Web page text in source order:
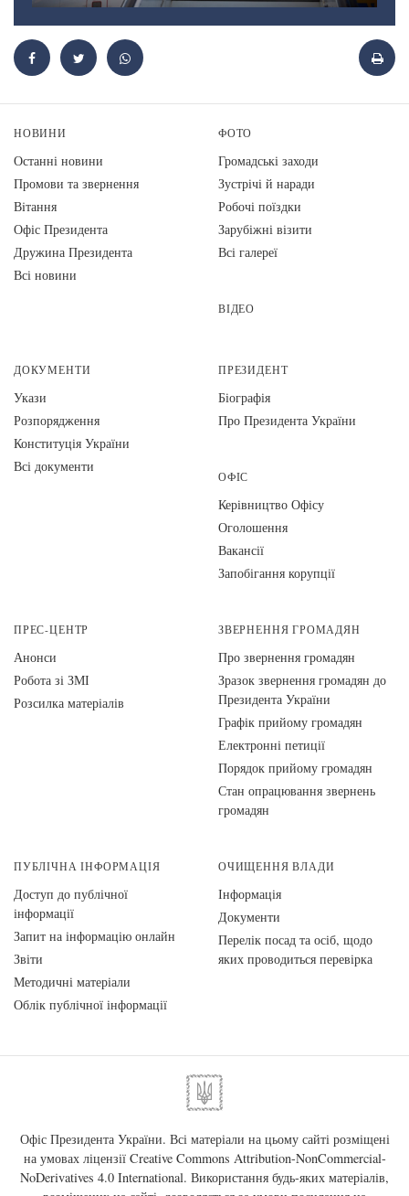
НОВИНИ
Останні новини
Промови та звернення
Вiтання
Офіс Президента
Дружина Президента
Всі новини
ФОТО
Громадські заходи
Зустрічі й наради
Робочі поїздки
Зарубіжні візити
Всі галереї
ВІДЕО
ДОКУМЕНТИ
Укази
Розпорядження
Конституція України
Всі документи
ПРЕЗИДЕНТ
Біографія
Про Президента України
ОФІС
Керівництво Офісу
Оголошення
Вакансії
Запобігання корупції
ПРЕС-ЦЕНТР
Анонси
Робота зі ЗМІ
Розсилка матеріалів
ЗВЕРНЕННЯ ГРОМАДЯН
Про звернення громадян
Зразок звернення громадян до
Президента України
Графік прийому громадян
Електронні петиції
Порядок прийому громадян
Стан опрацювання звернень
громадян
ПУБЛІЧНА ІНФОРМАЦІЯ
Доступ до публічної
інформації
Запит на інформацію онлайн
Звіти
Методичні матеріали
Облік публічної інформації
ОЧИЩЕННЯ ВЛАДИ
Інформація
Документи
Перелік посад та осіб, щодо
яких проводиться перевірка
Офіс Президента України. Всі матеріали на цьому сайті розміщені
на умовах ліцензії Creative Commons Attribution-NonCommercial-
NoDerivatives 4.0 International. Використання будь-яких матеріалів,